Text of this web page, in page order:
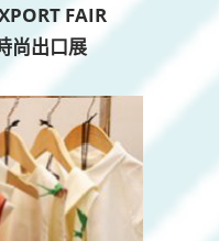
FAIR
尚出口展